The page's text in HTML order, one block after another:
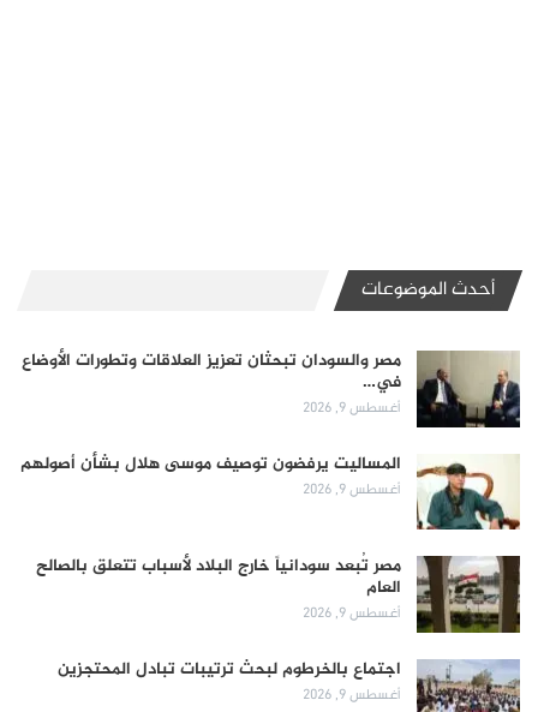
أحدث الموضوعات
مصر والسودان تبحثان تعزيز العلاقات وتطورات الأوضاع
في…
أغسطس 9, 2026
المساليت يرفضون توصيف موسى هلال بشأن أصولهم
أغسطس 9, 2026
مصر تُبعد سودانياً خارج البلاد لأسباب تتعلق بالصالح
العام
أغسطس 9, 2026
اجتماع بالخرطوم لبحث ترتيبات تبادل المحتجزين
أغسطس 9, 2026